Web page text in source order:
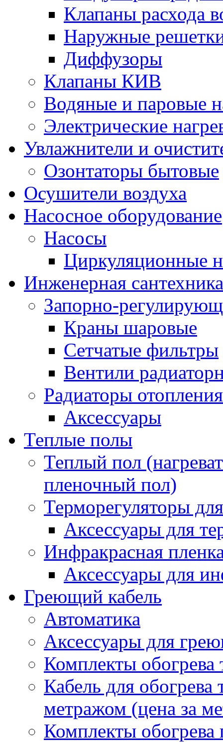
Клапаны расхода
Наружные
Диффузоры
Клапаны КИВ
Водяные и паровые
Электрические
Увлажнители и
Озонтаторы бытовые
Осушители воздуха
Насосное оборудование
Насосы
Циркуляционные
Инженерная сантехника
Запорно-
Краны шаровые
Сетчатые фильтры
Вентили
Радиаторы отопления
Аксессуары
Теплые полы
Теплый пол
пленочный пол)
Терморегуляторы
Аксессуары для
Инфракрасная
Аксессуары для
Греющий кабель
Автоматика
Аксессуары для
Комплекты обогрева
Кабель для обогрева
метражом (цена за
Комплекты обогрева